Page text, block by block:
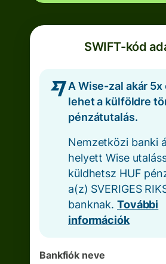
SWIFT-kód
A Wise-zal akár
lehet a külföldre
pénzátutalás.
Nemzetközi banki
helyett Wise
küldhetsz HUF
a(z) SVERIGES
banknak.További
információk
Bankfiók neve